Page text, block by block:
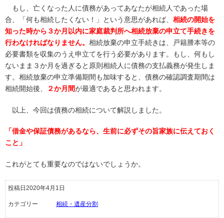
もし、亡くなった人に債務があってあなたが相続人であった場
合、「何も相続したくない！」という意思があれば、 相続の開始を
知った時から３か月以内に家庭裁判所へ相続放棄の申立て手続きを
行わなければなりません。 相続放棄の申立手続きは、戸籍謄本等の
必要書類を収集のうえ申立てを行う必要があります。もし、何もし
ないまま３か月を過ぎると原則相続人に債務の支払義務が発生しま
す。相続放棄の申立準備期間も加味すると、債務の確認調査期間は
相続開始後、
２か月間が最適であると思われます。
以上、今回は債務の相続について解説しました。
「借金や保証債務があるなら、生前に必ずその旨家族に伝えておく
こと」
これがとても重要なのではないでしょうか。
投稿日2020年4月1日
カテゴリー 相続・遺産分割